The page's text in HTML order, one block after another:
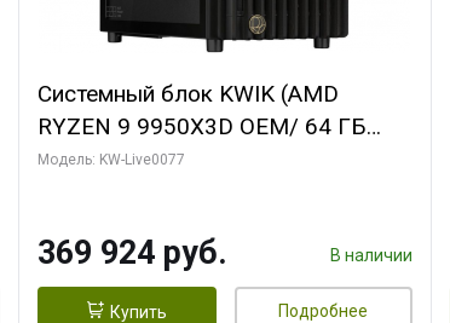
Системный блок KWIK (AMD
RYZEN 9 9950X3D OEM/ 64 ГБ
ОЗУ/ Gigabyte RTX5080
Модель: KW-Live0077
369 924 руб. В наличии
Купить Подробнее